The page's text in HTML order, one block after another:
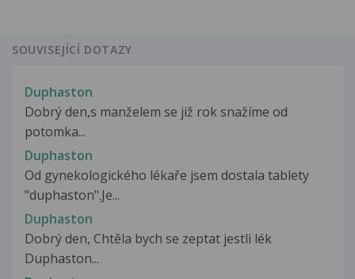
SOUVISEJÍCÍ DOTAZY
Duphaston
Dobrý den,s manželem se již rok snažíme od
potomka...
Duphaston
Od gynekologického lékaře jsem dostala tablety
"duphaston".Je...
Duphaston
Dobrý den, Chtěla bych se zeptat jestli lék
Duphaston...